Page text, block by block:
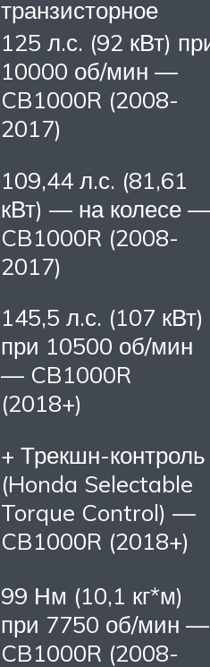
транзисторное
125 л.с. (92 кВт)
10000 об/мин —
CB1000R (2008-
2017)
109,44 л.с. (81,61
кВт) — на колесе —
CB1000R (2008-
2017)
145,5 л.с. (107 кВт)
при 10500 об/мин
— CB1000R
(2018+)
+ Трекшн-контроль
(Honda Selectable
Torque Control) —
CB1000R (2018+)
99 Нм (10,1 кг*м)
при 7750 об/мин —
CB1000R (2008-